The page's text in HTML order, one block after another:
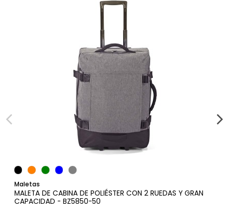
Maletas
MALETA DE CABINA DE POLIÉSTER CON 2 RUEDAS Y GRAN
CAPACIDAD - BZ5850-50
Añadir al carrito